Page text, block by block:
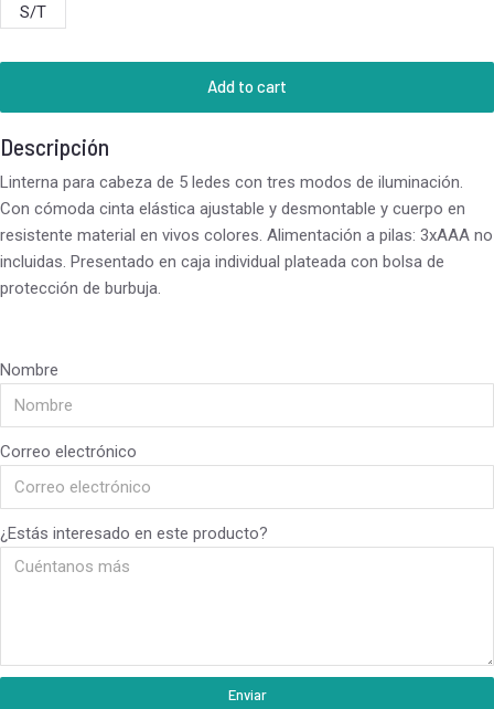
S/T
Add to cart
Descripción
Linterna para cabeza de 5 ledes con tres modos de iluminación.
Con cómoda cinta elástica ajustable y desmontable y cuerpo en
resistente material en vivos colores. Alimentación a pilas: 3xAAA no
incluidas. Presentado en caja individual plateada con bolsa de
protección de burbuja.
Nombre
Correo electrónico
¿Estás interesado en este producto?
Enviar